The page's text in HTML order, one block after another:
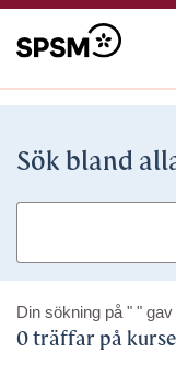
Sök bland
Din sökning på " " gav
0 träffar på